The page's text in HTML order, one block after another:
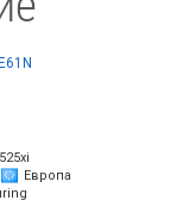
525xi
Европа